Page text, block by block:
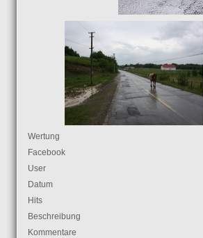
Wertung
Facebook
User
Datum
Hits
Beschreibung
Kommentare